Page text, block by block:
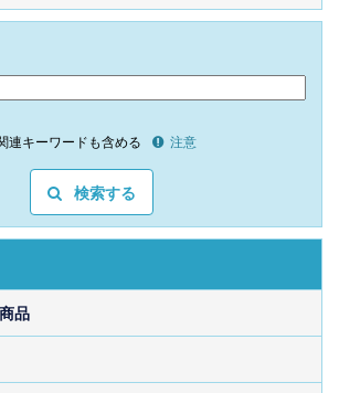
連キーワードも含める 注意
検索する
品